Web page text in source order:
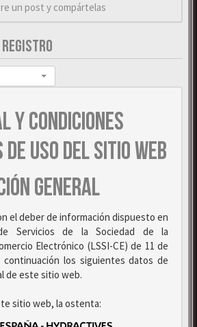
un post y compártelas
Y CONDICIONES
DE USO DEL SITIO WEB
GENERAL
el deber de información dispuesto en
Servicios de la Sociedad de la
Electrónico (LSSI-CE) de 11 de
los siguientes datos de
de este sitio web.
sitio web, la ostenta: